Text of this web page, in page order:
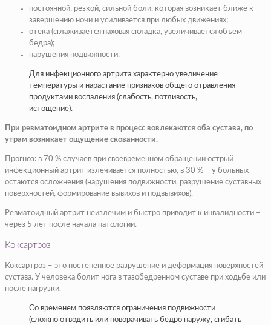
постоянной, резкой, сильной боли, которая возникает ближе к
завершению ночи и усиливается при любых движениях;
отека (сглаживается паховая складка, увеличивается объем
бедра);
нарушения подвижности.
Для инфекционного артрита характерно увеличение
температуры и нарастание признаков общего отравления
продуктами воспаления (слабость, потливость,
истощение).
При ревматоидном артрите в процесс вовлекаются оба сустава, по
утрам возникает ощущение скованности.
Прогноз: в 70 % случаев при своевременном обращении острый
инфекционный артрит излечивается полностью, в 30 % – у больных
остаются осложнения (нарушения подвижности, разрушение суставных
поверхностей, формирование вывихов и подвывихов).
Ревматоидный артрит неизлечим и быстро приводит к инвалидности –
через 5 лет после начала патологии.
Коксартроз
Коксартроз – это постепенное разрушение и деформация поверхностей
сустава. У человека болит нога в тазобедренном суставе при ходьбе или
после нагрузки.
Со временем появляются ограничения подвижности
(сложно отводить или поворачивать бедро наружу, сгибать